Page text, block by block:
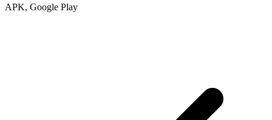
APK, Google Play